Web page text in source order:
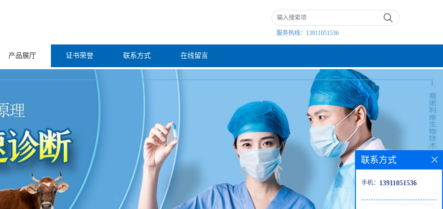
服务热线： 13911051536
产品展厅 证书荣誉 联系方式 在线留言
联系方式
手机： 13911051536